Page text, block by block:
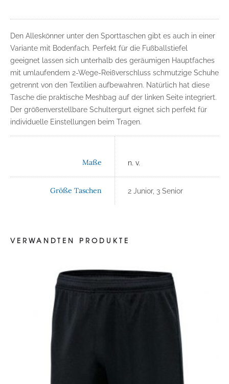
Den Alleskönner unter den Sporttaschen gibt es auch in einer
Variante mit Bodenfach. Perfekt für die Fußballstiefel
geeignet lassen sich unterhalb des geräumigen Hauptfaches
mit umlaufendem 2-Wege-Reißverschluss schmutzige Schuhe
getrennt von den Textilien aufbewahren. Natürlich hat diese
Tasche die praktische Meshbag auf der linken Seite integriert.
Der größenverstellbare Schultergurt eignet sich perfekt für
individuelle Einstellungen beim Tragen.
Maße n. v.
Größe Taschen 2 Junior, 3 Senior
VERWANDTEN PRODUKTE